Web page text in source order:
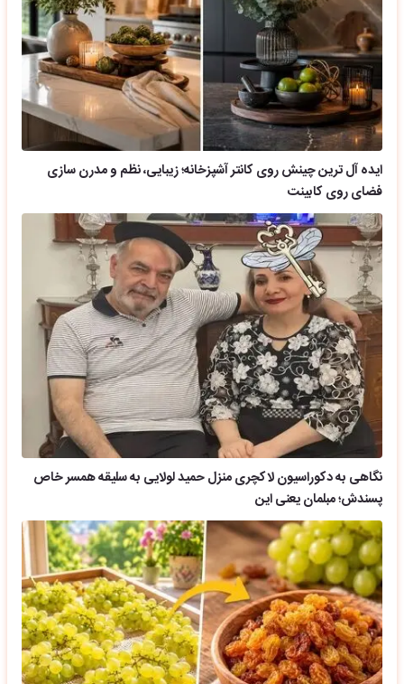
ایده آل ترین چینش روی کانتر آشپزخانه؛ زیبایی، نظم و مدرن سازی
فضای روی کابینت
نگاهی به دکوراسیون لاکچری منزل حمید لولایی به سلیقه همسر خاص
پسندش؛ مبلمان یعنی این